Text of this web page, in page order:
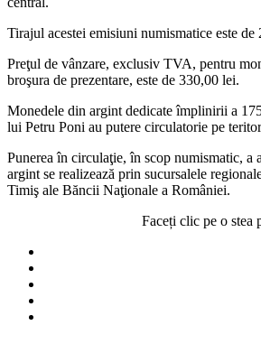
Tirajul acestei emisiuni numismatice este de
Preţul de vânzare, exclusiv TVA, pentru
broşura de prezentare, este de 330,00 lei.
Monedele din argint dedicate împlinirii a
lui Petru Poni au putere circulatorie pe
Punerea în circulaţie, în scop numismatic, a
argint se realizează prin sucursalele
Timiş ale Băncii Naţionale a României.
Faceți clic pe o stea